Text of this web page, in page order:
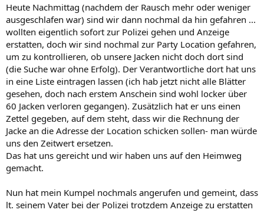
Heute Nachmittag (nachdem der Rausch mehr oder weniger
ausgeschlafen war) sind wir dann nochmal da hin gefahren ...
wollten eigentlich sofort zur Polizei gehen und Anzeige
erstatten, doch wir sind nochmal zur Party Location gefahren,
um zu kontrollieren, ob unsere Jacken nicht doch dort sind
(die Suche war ohne Erfolg). Der Verantwortliche dort hat uns
in eine Liste eintragen lassen (ich hab jetzt nicht alle Blätter
gesehen, doch nach erstem Anschein sind wohl locker über
60 Jacken verloren gegangen). Zusätzlich hat er uns einen
Zettel gegeben, auf dem steht, dass wir die Rechnung der
Jacke an die Adresse der Location schicken sollen- man würde
uns den Zeitwert ersetzen.
Das hat uns gereicht und wir haben uns auf den Heimweg
gemacht.
Nun hat mein Kumpel nochmals angerufen und gemeint, dass
lt. seinem Vater bei der Polizei trotzdem Anzeige zu erstatten